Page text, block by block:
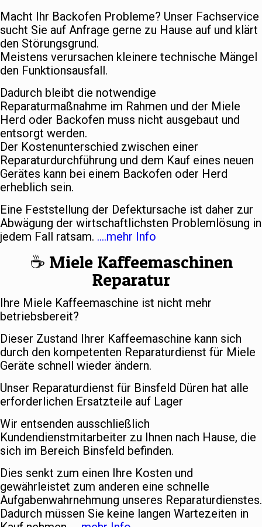
Macht Ihr Backofen Probleme? Unser Fachservice
sucht Sie auf Anfrage gerne zu Hause auf und klärt
den Störungsgrund.
Meistens verursachen kleinere technische Mängel
den Funktionsausfall.
Dadurch bleibt die notwendige
Reparaturmaßnahme im Rahmen und der Miele
Herd oder Backofen muss nicht ausgebaut und
entsorgt werden.
Der Kostenunterschied zwischen einer
Reparaturdurchführung und dem Kauf eines neuen
Gerätes kann bei einem Backofen oder Herd
erheblich sein.
Eine Feststellung der Defektursache ist daher zur
Abwägung der wirtschaftlichsten Problemlösung in
jedem Fall ratsam. ….mehr Info
☕️ Miele Kaffeemaschinen
Reparatur
Ihre Miele Kaffeemaschine ist nicht mehr
betriebsbereit?
Dieser Zustand Ihrer Kaffeemaschine kann sich
durch den kompetenten Reparaturdienst für Miele
Geräte schnell wieder ändern.
Unser Reparaturdienst für Binsfeld Düren hat alle
erforderlichen Ersatzteile auf Lager
Wir entsenden ausschließlich
Kundendienstmitarbeiter zu Ihnen nach Hause, die
sich im Bereich Binsfeld befinden.
Dies senkt zum einen Ihre Kosten und
gewährleistet zum anderen eine schnelle
Aufgabenwahrnehmung unseres Reparaturdienstes.
Dadurch müssen Sie keine langen Wartezeiten in